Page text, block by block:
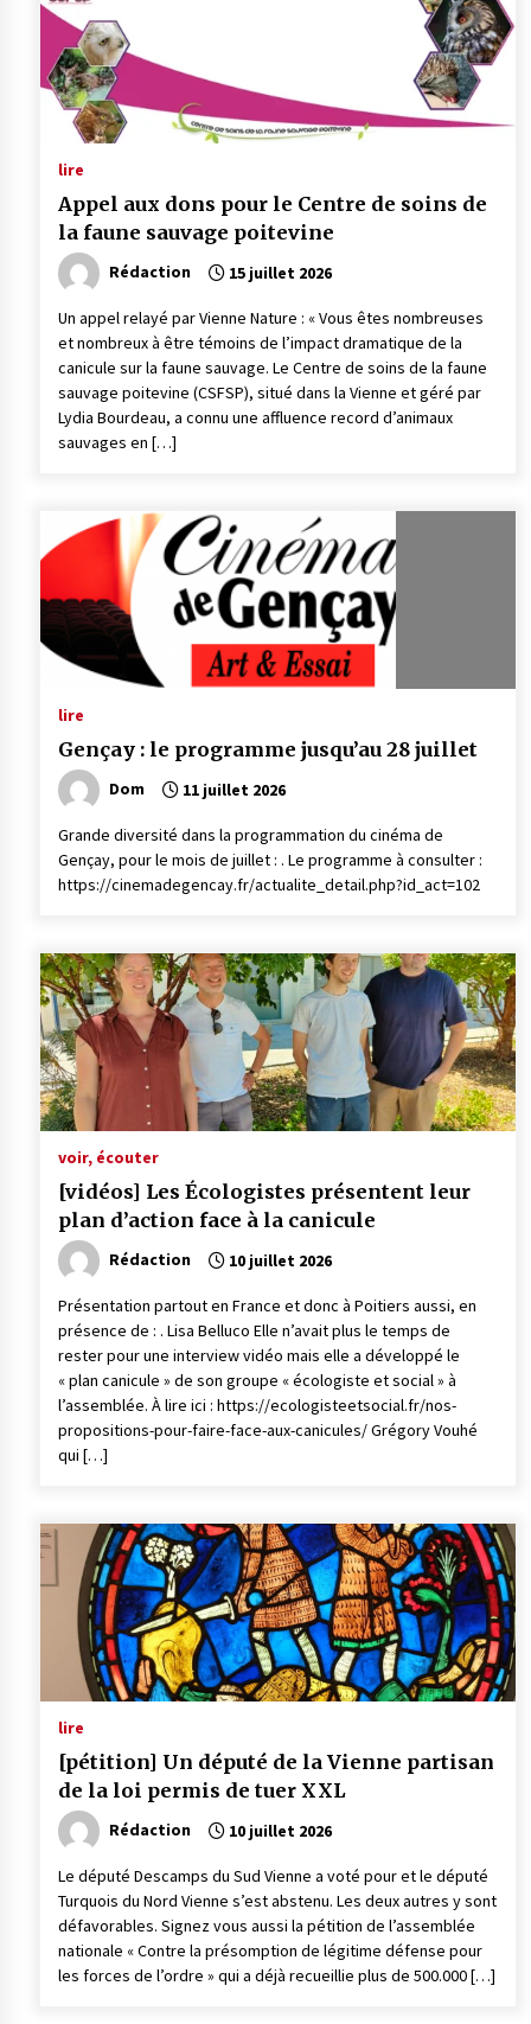
lire
Appel aux dons pour le Centre de soins de
la faune sauvage poitevine
Rédaction 15 juillet 2026
Un appel relayé par Vienne Nature : « Vous êtes nombreuses
et nombreux à être témoins de l’impact dramatique de la
canicule sur la faune sauvage. Le Centre de soins de la faune
sauvage poitevine (CSFSP), situé dans la Vienne et géré par
Lydia Bourdeau, a connu une affluence record d’animaux
sauvages en […]
lire
Gençay : le programme jusqu’au 28 juillet
Dom 11 juillet 2026
Grande diversité dans la programmation du cinéma de
Gençay, pour le mois de juillet : . Le programme à consulter :
https://cinemadegencay.fr/actualite_detail.php?id_act=102
voir, écouter
[vidéos] Les Écologistes présentent leur
plan d’action face à la canicule
Rédaction 10 juillet 2026
Présentation partout en France et donc à Poitiers aussi, en
présence de : . Lisa Belluco Elle n’avait plus le temps de
rester pour une interview vidéo mais elle a développé le
« plan canicule » de son groupe « écologiste et social » à
l’assemblée. À lire ici : https://ecologisteetsocial.fr/nos-
propositions-pour-faire-face-aux-canicules/ Grégory Vouhé
qui […]
lire
[pétition] Un député de la Vienne partisan
de la loi permis de tuer XXL
Rédaction 10 juillet 2026
Le député Descamps du Sud Vienne a voté pour et le député
Turquois du Nord Vienne s’est abstenu. Les deux autres y sont
défavorables. Signez vous aussi la pétition de l’assemblée
nationale « Contre la présomption de légitime défense pour
les forces de l’ordre » qui a déjà recueillie plus de 500.000 […]